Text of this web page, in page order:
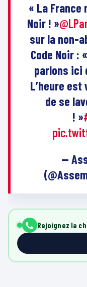
« La France
Noir ! »
sur la non-
Code Noir :
parlons ici
L’heure est
de se
! »
—
Rejoignez la